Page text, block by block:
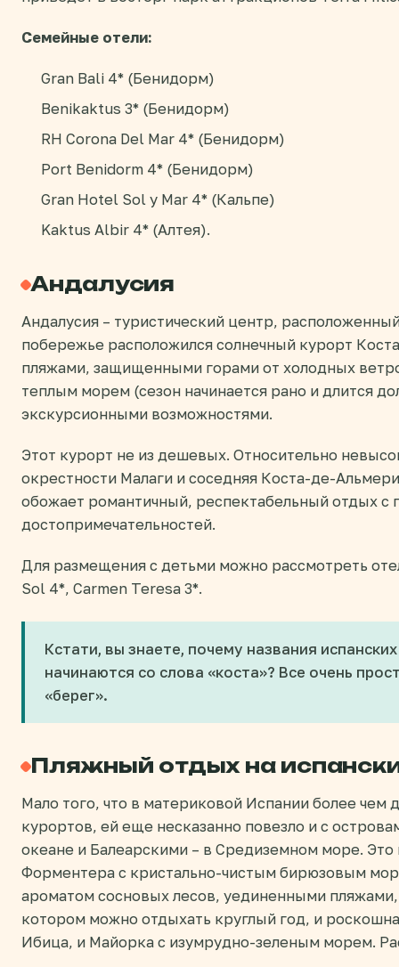
Семейные отели:
Gran Bali 4* (Бенидорм)
Benikaktus 3* (Бенидорм)
RH Corona Del Mar 4* (Бенидорм)
Port Benidorm 4* (Бенидорм)
Gran Hotel Sol y Mar 4* (Кальпе)
Kaktus Albir 4* (Алтея).
Андалусия
Андалусия – туристический центр,
побережье расположился солнечный курорт
пляжами, защищенными горами от холодных
теплым морем (сезон начинается рано и длится
экскурсионными возможностями.
Этот курорт не из дешевых. Относительно
окрестности Малаги и соседняя Коста-де-
обожает романтичный, респектабельный отдых с
достопримечательностей.
Для размещения с детьми можно рассмотреть
Sol 4*, Carmen Teresa 3*.
Кстати, вы знаете, почему названия
начинаются со слова «коста»? Все очень
«берег».
Пляжный отдых на
Мало того, что в материковой Испании более чем
курортов, ей еще несказанно повезло и с
океане и Балеарскими – в Средиземном море. Это
Форментера с кристально-чистым бирюзовым
ароматом сосновых лесов, уединенными
котором можно отдыхать круглый год, и
Ибица, и Майорка с изумрудно-зеленым морем.